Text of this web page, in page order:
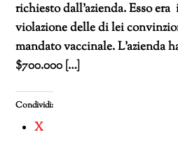
richiesto dall’azienda. Esso
violazione delle di lei
mandato vaccinale. L’azienda
$700.000 […]
Condividi:
X